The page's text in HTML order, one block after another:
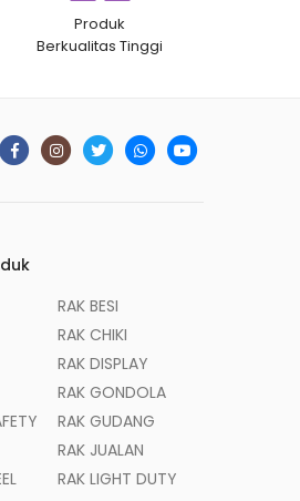
Produk
Berkualitas Tinggi
RAK BESI
RAK CHIKI
RAK DISPLAY
RAK GONDOLA
RAK GUDANG
RAK JUALAN
RAK LIGHT DUTY